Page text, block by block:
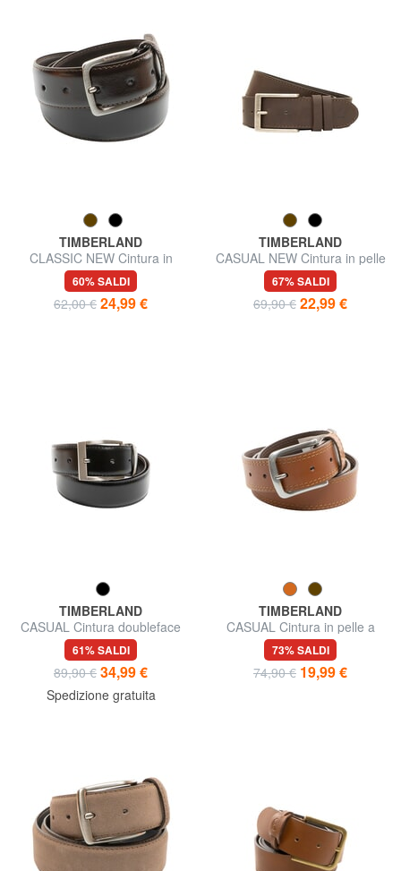
TIMBERLAND
CLASSIC NEW Cintura in
pelle
60% SALDI
62,00 € 24,99 €
TIMBERLAND
CASUAL NEW Cintura in pelle
67% SALDI
69,90 € 22,99 €
TIMBERLAND
CASUAL Cintura doubleface
in pelle
61% SALDI
89,90 € 34,99 €
Spedizione gratuita
TIMBERLAND
CASUAL Cintura in pelle a
doppia impuntura
73% SALDI
74,90 € 19,99 €